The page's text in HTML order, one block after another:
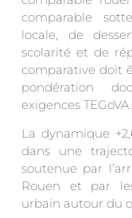
comparable
locale, de
scolarité et de
comparative doit
pondération
exigences TEGoVA.
La dynamique
dans une
soutenue par
Rouen et par
urbain autour du